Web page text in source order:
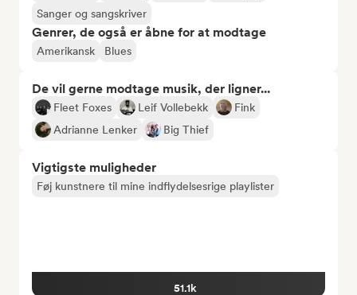
Sanger og sangskriver
Genrer, de også er åbne for at modtage
Amerikansk Blues
De vil gerne modtage musik, der ligner...
Fleet Foxes Leif Vollebekk
Fink
Adrianne Lenker
Big Thief
Vigtigste muligheder
Føj kunstnere til mine indflydelsesrige playlister
51.1k